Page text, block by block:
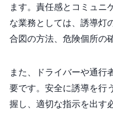
ます。責任感とコミュニ
な業務としては、誘導灯
合図の方法、危険個所の
また、ドライバーや通行
要です。安全に誘導を行
握し、適切な指示を出す